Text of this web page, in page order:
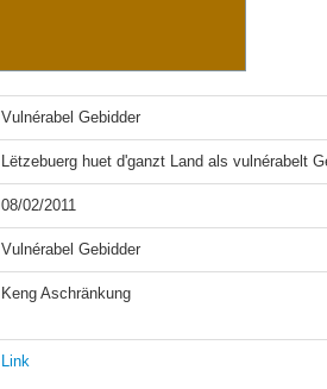
Vulnérabel Gebidder
Lëtzebuerg huet d'ganzt Land als vulnérabelt
08/02/2011
Vulnérabel Gebidder
Keng Aschränkung
Link